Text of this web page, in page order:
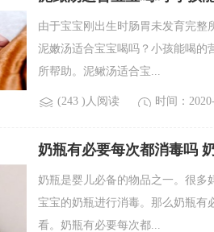
由于宝宝刚出生时肠胃未发育完整
泥嫩汤适合宝宝喝吗？小孩能喝
所帮助。泥鳅汤适合宝...
(243 )人阅读 时间：
奶瓶有必要每次都消毒吗
奶瓶是婴儿必备的物品之一。很多
宝宝的奶瓶进行消毒。那么奶瓶有
看。奶瓶有必要每次都...